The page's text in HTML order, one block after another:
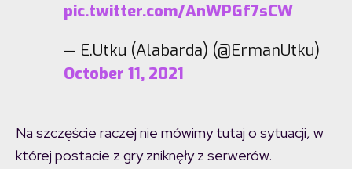
pic.twitter.com/AnWPGf7sCW
— E.Utku (Alabarda) (@ErmanUtku)
October 11, 2021
Na szczęście raczej nie mówimy tutaj o sytuacji, w
której postacie z gry zniknęły z serwerów.